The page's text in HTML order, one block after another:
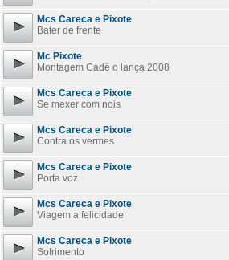
Mcs Careca e Pixote
Bater de frente
Mc Pixote
Montagem Cadê o lança 2008
Mcs Careca e Pixote
Se mexer com nois
Mcs Careca e Pixote
Contra os vermes
Mcs Careca e Pixote
Porta voz
Mcs Careca e Pixote
Viagem a felicidade
Mcs Careca e Pixote
Sofrimento